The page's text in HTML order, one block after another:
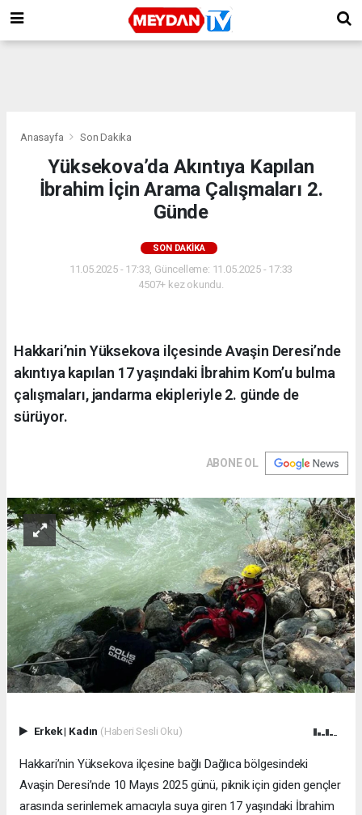
Anasayfa Son Dakika
Yüksekova’da Akıntıya Kapılan
İbrahim İçin Arama Çalışmaları 2.
Günde
SON DAKIKA
11.05.2025 - 17:33, Güncelleme: 11.05.2025 - 17:33
4507+ kez okundu.
Hakkari’nin Yüksekova ilçesinde Avaşin Deresi’nde
akıntıya kapılan 17 yaşındaki İbrahim Kom’u bulma
çalışmaları, jandarma ekipleriyle 2. günde de
sürüyor.
ABONE OL
Erkek| Kadın (Haberi Sesli Oku)
Hakkari’nin Yüksekova ilçesine bağlı Dağlıca bölgesindeki
Avaşin Deresi’nde 10 Mayıs 2025 günü, piknik için giden gençler
arasında serinlemek amacıyla suya giren 17 yaşındaki İbrahim